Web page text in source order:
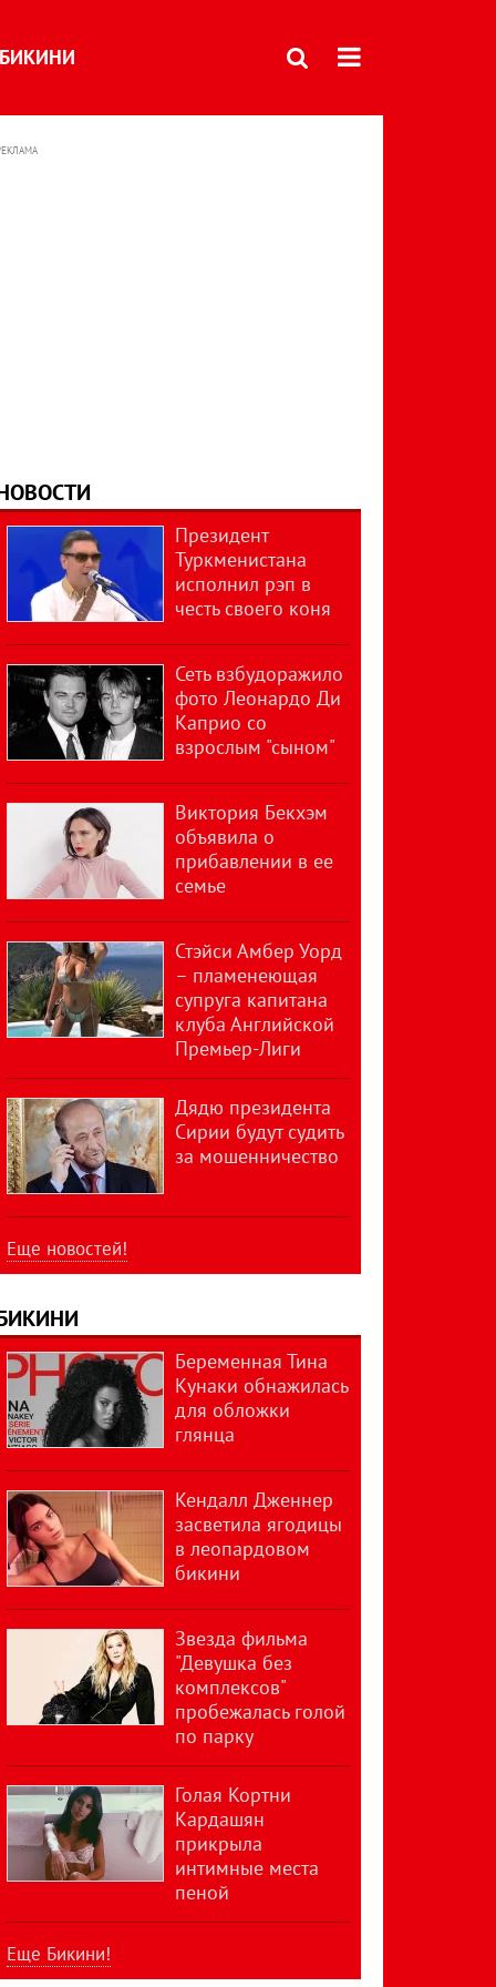
БИКИНИ
Президент
Туркменистана
исполнил рэп в
честь своего коня
Сеть взбудоражило
фото Леонардо Ди
Каприо со
взрослым "сыном"
Виктория Бекхэм
объявила о
прибавлении в ее
семье
Стэйси Амбер Уорд
– пламенеющая
супруга капитана
клуба Английской
Премьер-Лиги
Дядю президента
Сирии будут судить
за мошенничество
Еще новостей!
Беременная Тина
Кунаки обнажилась
для обложки
глянца
Кендалл Дженнер
засветила ягодицы
в леопардовом
бикини
Звезда фильма
"Девушка без
комплексов"
пробежалась голой
по парку
Голая Кортни
Кардашян
прикрыла
интимные места
пеной
Еще Бикини!